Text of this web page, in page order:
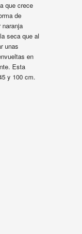
que crece
de
seca que al
unas
en
Esta
y 100 cm.